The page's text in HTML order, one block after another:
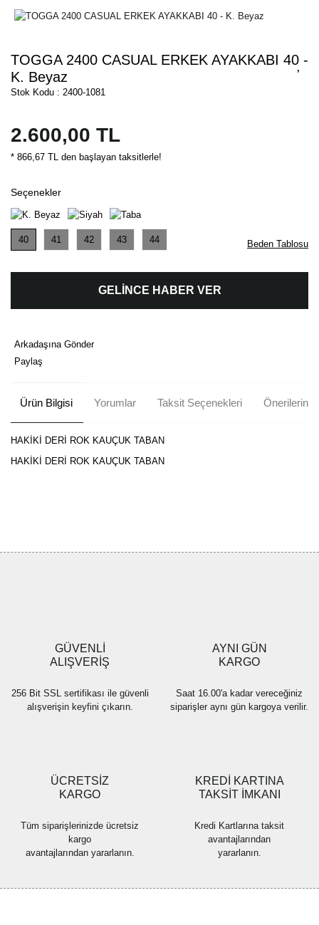
TOGGA 2400 CASUAL ERKEK AYAKKABI 40 -
K. Beyaz
Stok Kodu : 2400-1081
2.600,00 TL
* 866,67 TL den başlayan taksitlerle!
Seçenekler
40 41 42 43 44 Beden Tablosu
GELİNCE HABER VER
Arkadaşına Gönder
Paylaş
Ürün Bilgisi Yorumlar Taksit Seçenekleri Önerileriniz
HAKİKİ DERİ ROK KAUÇUK TABAN
HAKİKİ DERİ ROK KAUÇUK TABAN
Ürün fiyatı diğer sitelerden daha pahalı.
Bu ürüne benzer farklı alternatifler olmalı.
GÜVENLİ
ALIŞVERİŞ
256 Bit SSL sertifikası ile güvenli
alışverişin keyfini çıkarın.
AYNI GÜN
KARGO
Saat 16.00'a kadar vereceğiniz
siparişler aynı gün kargoya verilir.
ÜCRETSİZ
KARGO
Tüm siparişlerinizde ücretsiz
kargo
avantajlarından yararlanın.
KREDİ KARTINA
TAKSİT İMKANI
Kredi Kartlarına taksit
avantajlarından
yararlanın.